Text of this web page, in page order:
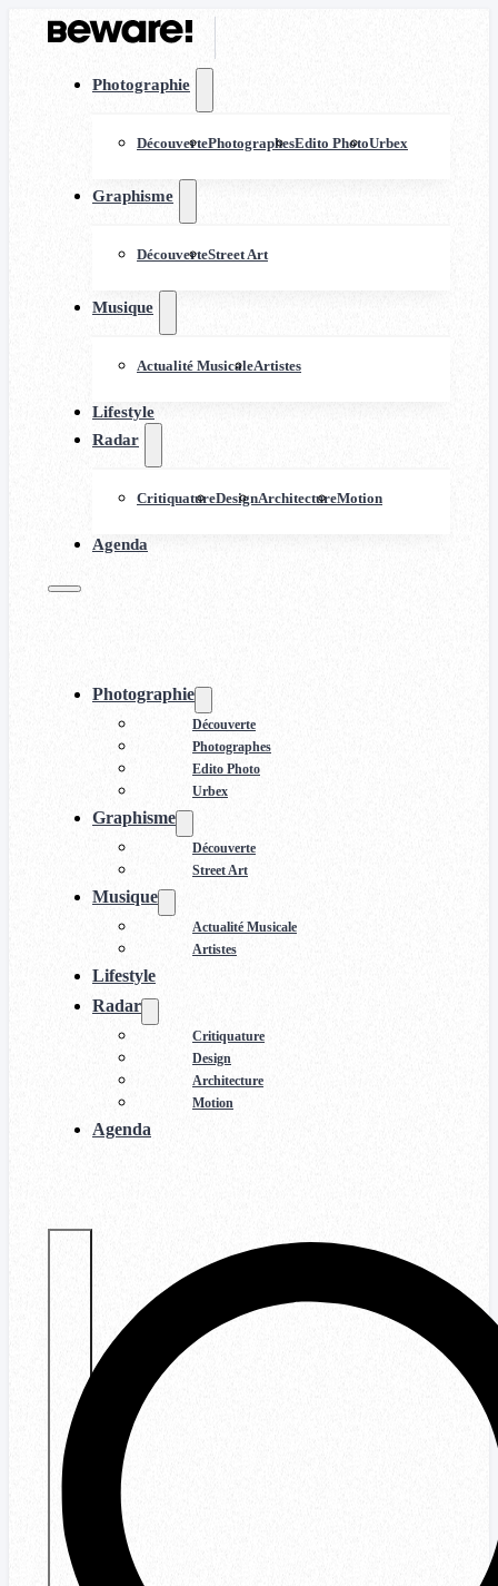
Photographie
DécouvertePhotographesEdito PhotoUrbex
Graphisme
DécouverteStreet Art
Musique
Actualité MusicaleArtistes
Lifestyle
Radar
CritiquatureDesignArchitectureMotion
Agenda
Photographie
Découverte
Photographes
Edito Photo
Urbex
Graphisme
Découverte
Street Art
Musique
Actualité Musicale
Artistes
Lifestyle
Radar
Critiquature
Design
Architecture
Motion
Agenda